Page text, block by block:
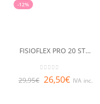
-12%
FISIOFLEX PRO 20 STICKS
29,95€ 26,50€ IVA inc.